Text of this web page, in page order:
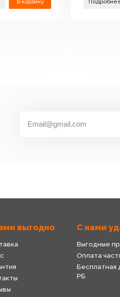
В корзину
выгодно С нами
Выгодные
Оплата
Бесплатная
РБ